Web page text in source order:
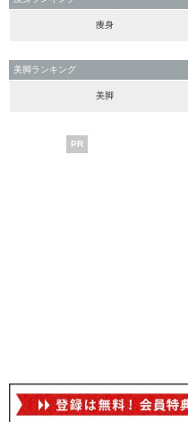
痩身
美脚ランキング
美脚
PR